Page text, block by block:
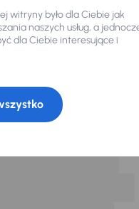
witryny było dla Ciebie jak
naszych usług, a
dla Ciebie interesujące i